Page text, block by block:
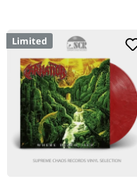
Limited